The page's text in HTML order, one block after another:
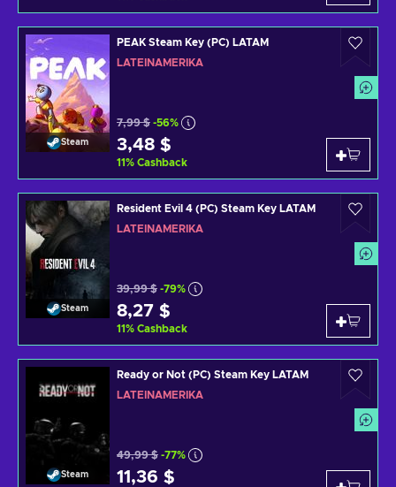
Steam
PEAK Steam Key (PC) LATAM
LATEINAMERIKA
7,99 $ -56%
3,48 $
11% Cashback
Steam
Resident Evil 4 (PC) Steam Key LATAM
LATEINAMERIKA
39,99 $ -79%
8,27 $
11% Cashback
Steam
Ready or Not (PC) Steam Key LATAM
LATEINAMERIKA
49,99 $ -77%
11,36 $